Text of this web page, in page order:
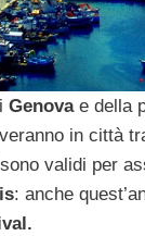
Genovae della
in città
validi per
: anche